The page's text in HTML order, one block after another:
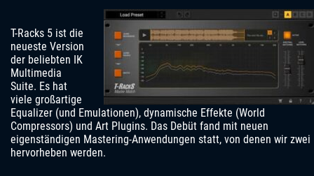
T-Racks 5 ist die
neueste Version
der beliebten IK
Multimedia
Suite. Es hat
viele großartige
Equalizer (und Emulationen), dynamische Effekte (World
Compressors) und Art Plugins. Das Debüt fand mit neuen
eigenständigen Mastering-Anwendungen statt, von denen wir zwei
hervorheben werden.